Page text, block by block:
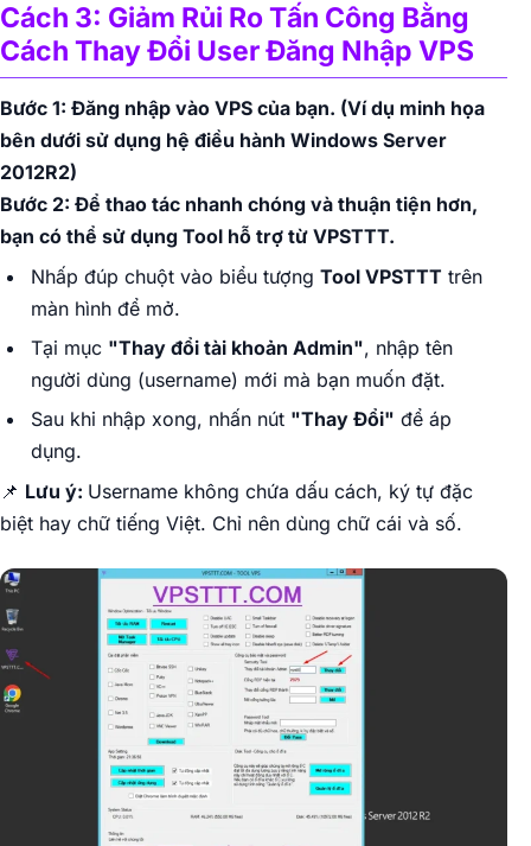
Cách 3: Giảm Rủi Ro Tấn Công Bằng
Cách Thay Đổi User Đăng Nhập VPS
Bước 1: Đăng nhập vào VPS của bạn. (Ví dụ minh họa
bên dưới sử dụng hệ điều hành Windows Server
2012R2)
Bước 2: Để thao tác nhanh chóng và thuận tiện hơn,
bạn có thể sử dụng Tool hỗ trợ từ VPSTTT.
Nhấp đúp chuột vào biểu tượng Tool VPSTTT trên
màn hình để mở.
Tại mục "Thay đổi tài khoản Admin", nhập tên
người dùng (username) mới mà bạn muốn đặt.
Sau khi nhập xong, nhấn nút "Thay Đổi" để áp
dụng.
📌 Lưu ý: Username không chứa dấu cách, ký tự đặc
biệt hay chữ tiếng Việt. Chỉ nên dùng chữ cái và số.